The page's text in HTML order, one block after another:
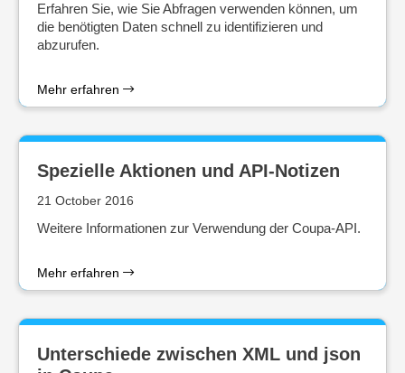
Erfahren Sie, wie Sie Abfragen verwenden können, um
die benötigten Daten schnell zu identifizieren und
abzurufen.
Mehr erfahren
Spezielle Aktionen und API-Notizen
21 October 2016
Weitere Informationen zur Verwendung der Coupa-API.
Mehr erfahren
Unterschiede zwischen XML und json